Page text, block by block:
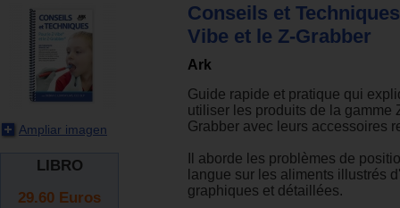
Ampliar imagen
LIBRO
29.60 Euros
Conseils et
Vibe et le Z-Grabber
Ark
Guide rapide et pratique qui
utiliser les produits de la gamme
Grabber avec leurs accessoires
Il aborde les problèmes de
langue sur les aliments illustrés
graphiques et détaillées.